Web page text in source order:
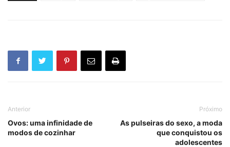
Anterior
Ovos: uma infinidade de
modos de cozinhar
Próximo
As pulseiras do sexo, a moda
que conquistou os
adolescentes